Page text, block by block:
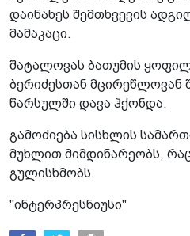
დაინახეს შემთხვევის
მამაკაცი.
შატალოვას ბათუმის
ბერიძესთან მცირეწლოვან
წარსულში დავა ჰქონდა.
გამოძიება სისხლის
მუხლით მიმდინარეობს,
გულისხმობს.
"ინტერპრესნიუსი"